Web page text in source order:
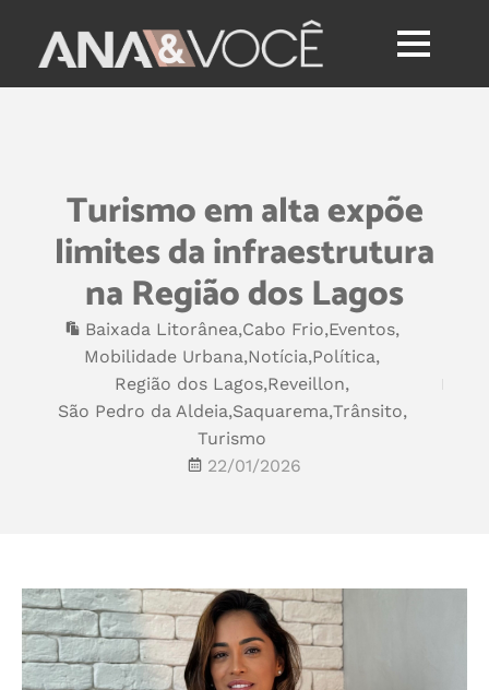
Turismo em alta expõe
limites da infraestrutura
na Região dos Lagos
Baixada Litorânea,Cabo Frio,Eventos,
Mobilidade Urbana,Notícia,Política,
Região dos Lagos,Reveillon,
São Pedro da Aldeia,Saquarema,Trânsito,
Turismo
22/01/2026